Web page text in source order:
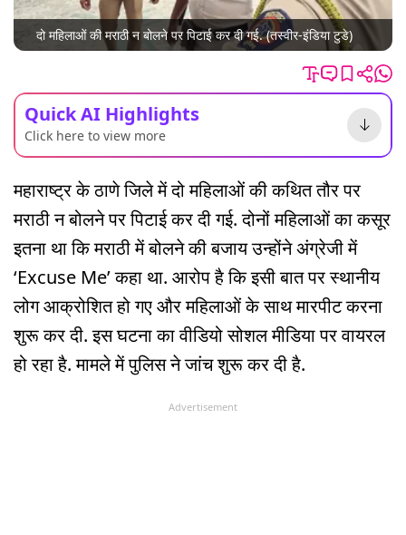
दो महिलाओं की मराठी न बोलने पर पिटाई कर दी गई. (तस्वीर-इंडिया टुडे)
Quick AI Highlights
Click here to view more
महाराष्ट्र के ठाणे जिले में दो महिलाओं की कथित तौर पर
मराठी न बोलने पर पिटाई कर दी गई. दोनों महिलाओं का कसूर
इतना था कि मराठी में बोलने की बजाय उन्होंने अंग्रेजी में
‘Excuse Me’ कहा था. आरोप है कि इसी बात पर स्थानीय
लोग आक्रोशित हो गए और महिलाओं के साथ मारपीट करना
शुरू कर दी. इस घटना का वीडियो सोशल मीडिया पर वायरल
हो रहा है. मामले में पुलिस ने जांच शुरू कर दी है.
Advertisement